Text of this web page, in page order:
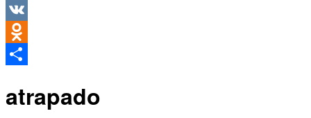
Twitter
VK
Odnoklassniki
atrapado